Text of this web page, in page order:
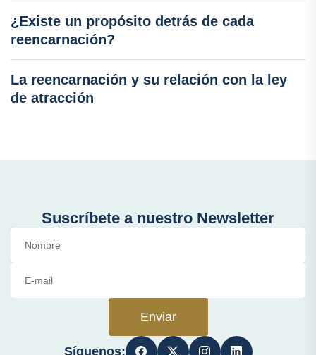
¿Existe un propósito detrás de cada
reencarnación?
La reencarnación y su relación con la ley
de atracción
Suscríbete a nuestro Newsletter
Enviar
Síguenos: